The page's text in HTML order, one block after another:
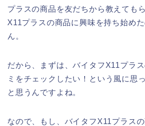
プラスの商品を友だちから教えても
X11プラスの商品に興味を持ち始め
ん。
だから、まずは、バイタフX11プラ
ミをチェックしたい！という風に思
と思うんですよね。
なので、もし、バイタフX11プラス